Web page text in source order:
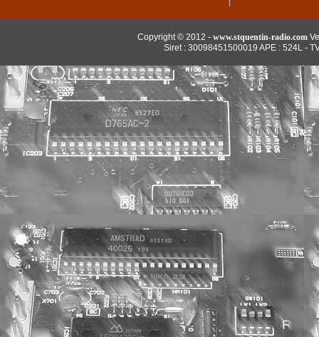
Copyright © 2012 - www.stquentin-radio.com
Siret : 30098451500019 APE : 524L -